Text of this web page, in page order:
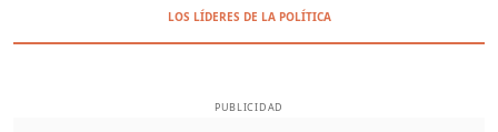
LOS LÍDERES DE LA POLÍTICA
PUBLICIDAD